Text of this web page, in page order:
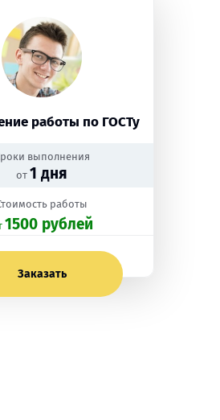
работы по ГОСТу
выполнения
от 1 дня
работы
1500 рублей
Заказать